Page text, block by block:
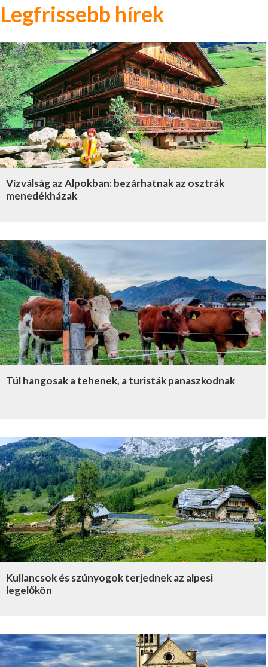
Legfrissebb hírek
Vízválság az Alpokban: bezárhatnak az osztrák
menedékházak
Túl hangosak a tehenek, a turisták panaszkodnak
Kullancsok és szúnyogok terjednek az alpesi
legelőkön